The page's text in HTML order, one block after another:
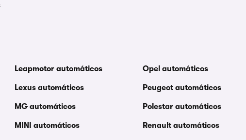
Leapmotor automáticos
Lexus automáticos
MG automáticos
MINI automáticos
Opel automáticos
Peugeot automáticos
Polestar automáticos
Renault automáticos